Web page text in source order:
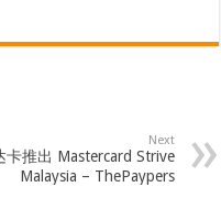
Next
卡推出 Mastercard Strive
Malaysia – ThePaypers